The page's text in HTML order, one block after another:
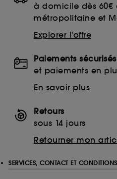
à domicile dès 60€
métropolitaine et
Explorer l'offre
Paiements sécurisés
et paiements en
En savoir plus
Retours
sous 14 jours
Retourner mon
SERVICES, CONTACT ET